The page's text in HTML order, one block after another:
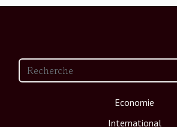
Economie
International